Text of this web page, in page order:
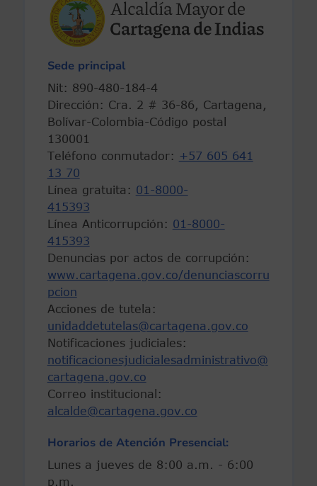
Sede principal
Nit: 890-480-184-4
Dirección: Cra. 2 # 36-86, Cartagena,
Bolívar-Colombia-Código postal
130001
Teléfono conmutador: +57 605 641
13 70
Línea gratuita: 01-8000-
415393
Línea Anticorrupción: 01-8000-
415393
Denuncias por actos de corrupción:
www.cartagena.gov.co/denunciascorru
pcion
Acciones de tutela:
unidaddetutelas@cartagena.gov.co
Notificaciones judiciales:
notificacionesjudicialesadministrativo@
cartagena.gov.co
Correo institucional:
alcalde@cartagena.gov.co
Horarios de Atención Presencial:
Lunes a jueves de 8:00 a.m. - 6:00
p.m.